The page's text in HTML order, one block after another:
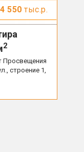
550 тыс.р.
2
Просвещения
строение 1,